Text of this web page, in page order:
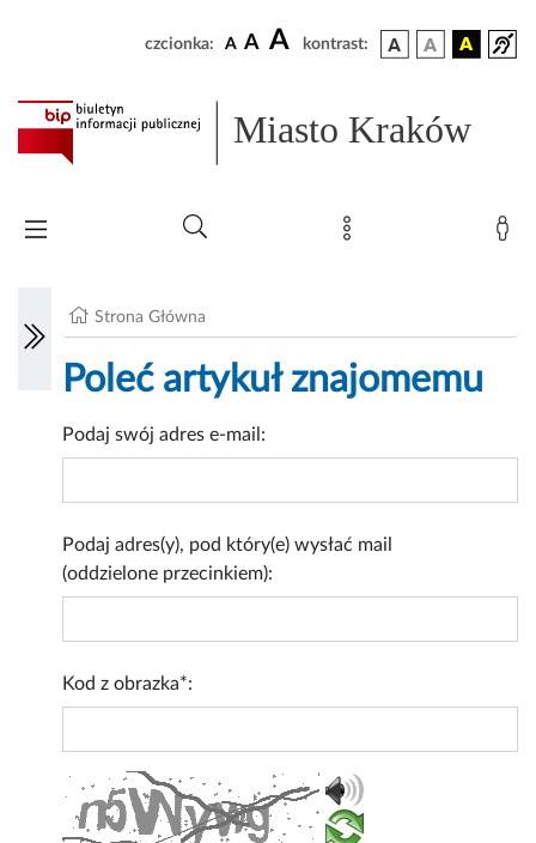
czcionka: A A A kontrast:
Miasto Kraków
Strona Główna
Poleć artykuł znajomemu
Podaj swój adres e-mail:
Podaj adres(y), pod który(e) wysłać mail
(oddzielone przecinkiem):
Kod z obrazka*: